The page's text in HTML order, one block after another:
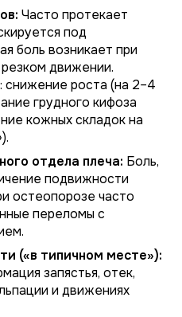
Часто протекает
под
боль возникает при
движении.
снижение роста (на 2–4
грудного кифоза
кожных складок на
отдела плеча: Боль,
подвижности
остеопорозе часто
переломы с
(«в типичном месте»):
запястья, отек,
и движениях